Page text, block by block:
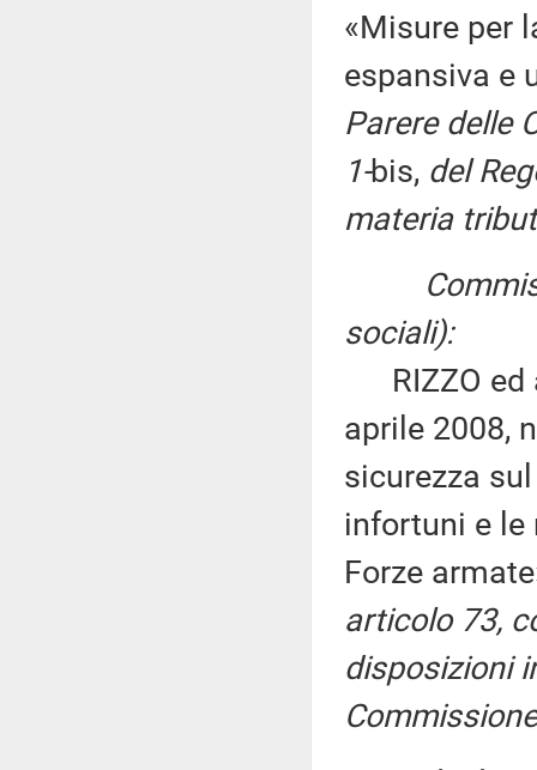
«Misure per
espansiva e
Parere delle
1-bis, del
materia
sociali):
RIZZO ed
aprile 2008,
sicurezza
infortuni e le
Forze
articolo 73,
disposizioni